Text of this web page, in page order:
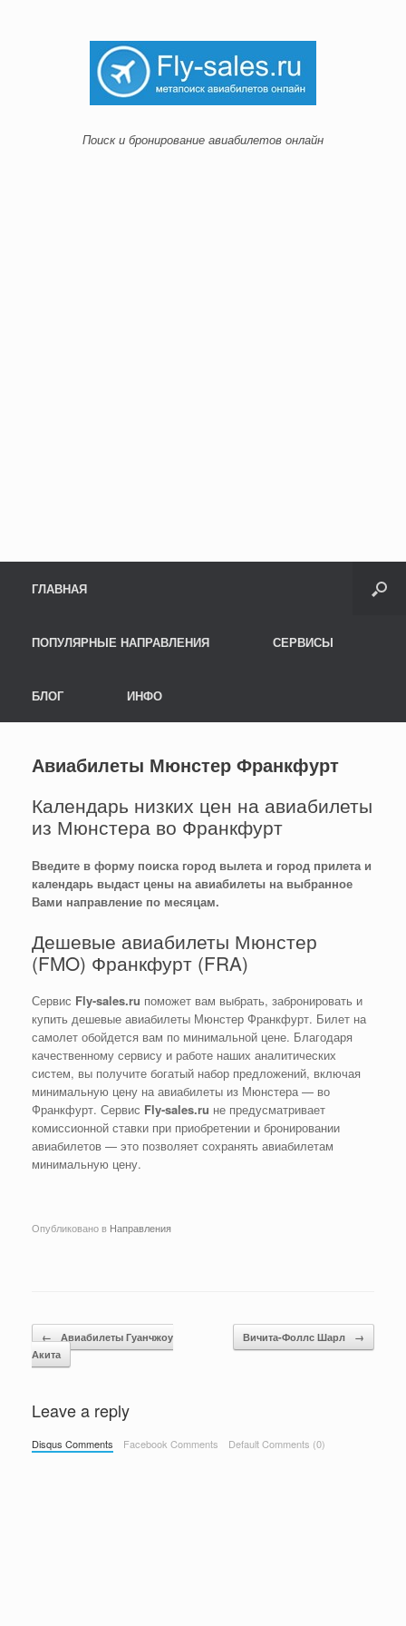
Поиск и бронирование авиабилетов онлайн
ГЛАВНАЯ
ПОПУЛЯРНЫЕ НАПРАВЛЕНИЯ СЕРВИСЫ
БЛОГ ИНФО
Авиабилеты Мюнстер Франкфурт
Календарь низких цен на авиабилеты
из Мюнстера во Франкфурт
Введите в форму поиска город вылета и город прилета и
календарь выдаст цены на авиабилеты на выбранное
Вами направление по месяцам.
Дешевые авиабилеты Мюнстер
(FMO) Франкфурт (FRA)
Сервис Fly-sales.ru поможет вам выбрать, забронировать и
купить дешевые авиабилеты Мюнстер Франкфурт. Билет на
самолет обойдется вам по минимальной цене. Благодаря
качественному сервису и работе наших аналитических
систем, вы получите богатый набор предложений, включая
минимальную цену на авиабилеты из Мюнстера — во
Франкфурт. Сервис Fly-sales.ru не предусматривает
комиссионной ставки при приобретении и бронировании
авиабилетов — это позволяет сохранять авиабилетам
минимальную цену.
Опубликовано в Направления
Навигация по записям
←
Авиабилеты Гуанчжоу
Акита
Вичита-Фоллс Шарл →
Leave a reply
Disqus Comments Facebook Comments Default Comments (0)